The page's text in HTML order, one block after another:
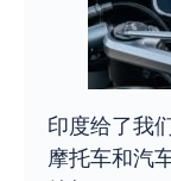
印度给了我
摩托车和汽